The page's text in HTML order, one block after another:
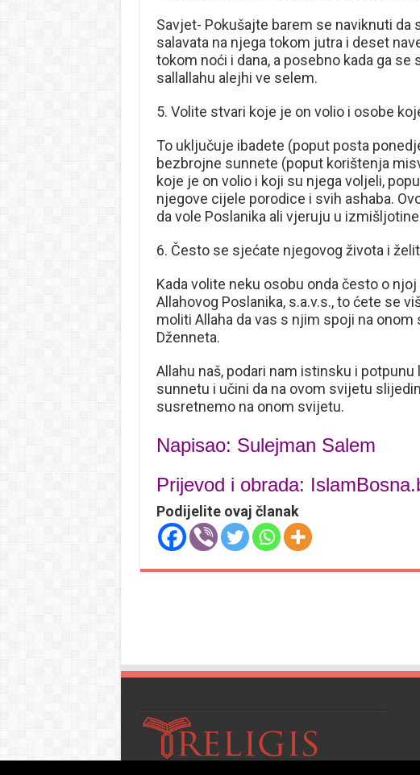
Savjet- Pokušajte barem se naviknuti
salavata na njega tokom jutra i deset
tokom noći i dana, a posebno kada ga
sallallahu alejhi ve selem.
5. Volite stvari koje je on volio i osobe
To uključuje ibadete (poput posta
bezbrojne sunnete (poput korištenja
koje je on volio i koji su njega voljeli,
njegove cijele porodice i svih ashaba.
da vole Poslanika ali vjeruju u
6. Često se sjećate njegovog života i
Kada volite neku osobu onda često o
Allahovog Poslanika, s.a.v.s., to ćete se
moliti Allaha da vas s njim spoji na
Dženneta.
Allahu naš, podari nam istinsku i
sunnetu i učini da na ovom svijetu
susretnemo na onom svijetu.
Napisao: Sulejman Salem
Prijevod i obrada:
Podijelite ovaj članak